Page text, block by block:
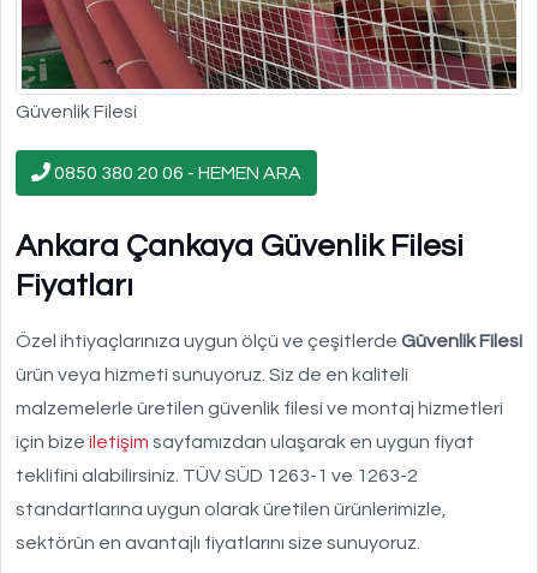
Güvenlik Filesi
0850 380 20 06 - HEMEN ARA
Ankara Çankaya Güvenlik Filesi
Fiyatları
Özel ihtiyaçlarınıza uygun ölçü ve çeşitlerde Güvenlik Filesi
ürün veya hizmeti sunuyoruz. Siz de en kaliteli
malzemelerle üretilen güvenlik filesi ve montaj hizmetleri
için bize iletişim sayfamızdan ulaşarak en uygun fiyat
teklifini alabilirsiniz. TÜV SÜD 1263-1 ve 1263-2
standartlarına uygun olarak üretilen ürünlerimizle,
sektörün en avantajlı fiyatlarını size sunuyoruz.